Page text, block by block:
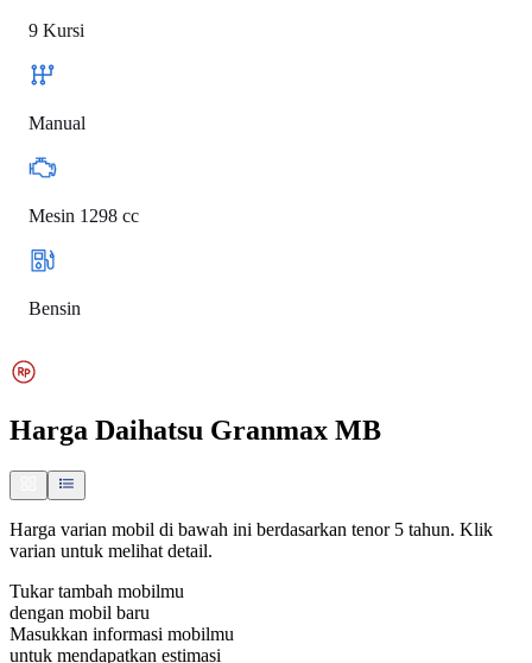
9 Kursi
Manual
Mesin 1298 cc
Bensin
Harga Daihatsu Granmax MB
Harga varian mobil di bawah ini berdasarkan tenor 5 tahun. Klik
varian untuk melihat detail.
Tukar tambah mobilmu
dengan mobil baru
Masukkan informasi mobilmu
untuk mendapatkan estimasi